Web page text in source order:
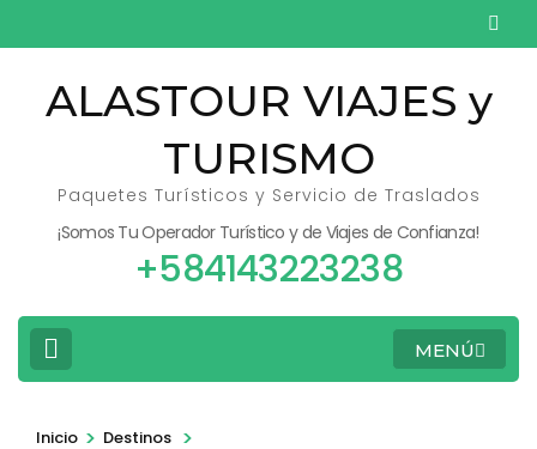
al
contenido
(presionaALASTOUR VIAJES y
TURISMO
Paquetes Turísticos y Servicio de Traslados
¡Somos Tu Operador Turístico y de Viajes de Confianza!
+584143223238
MENÚ
Inicio > Destinos >